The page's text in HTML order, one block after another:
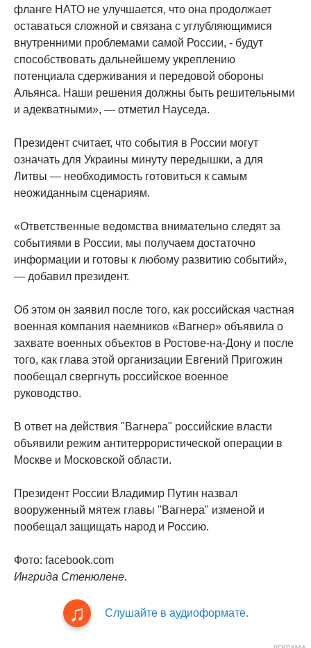
фланге НАТО не улучшается, что она продолжает
оставаться сложной и связана с углубляющимися
внутренними проблемами самой России, - будут
способствовать дальнейшему укреплению
потенциала сдерживания и передовой обороны
Альянса. Наши решения должны быть решительными
и адекватными», — отметил Науседа.
Президент считает, что события в России могут
означать для Украины минуту передышки, а для
Литвы — необходимость готовиться к самым
неожиданным сценариям.
«Ответственные ведомства внимательно следят за
событиями в России, мы получаем достаточно
информации и готовы к любому развитию событий»,
— добавил президент.
Об этом он заявил после того, как российская частная
военная компания наемников «Вагнер» объявила о
захвате военных объектов в Ростове-на-Дону и после
того, как глава этой организации Евгений Пригожин
пообещал свергнуть российское военное
руководство.
В ответ на действия "Вагнера" российские власти
объявили режим антитеррористической операции в
Москве и Московской области.
Президент России Владимир Путин назвал
вооруженный мятеж главы "Вагнера" изменой и
пообещал защищать народ и Россию.
Фото: facebook.com
Ингрида Стенюлене.
Слушайте в аудиоформате.